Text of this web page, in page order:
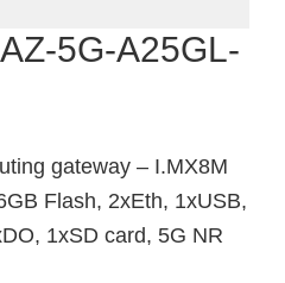
5G-A25GL-
gateway – I.MX8M
Flash, 2xEth, 1xUSB,
1xSD card, 5G NR